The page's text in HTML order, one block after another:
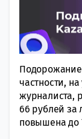
Подорожание
частности,
журналиста,
66 рублей за
повышена до